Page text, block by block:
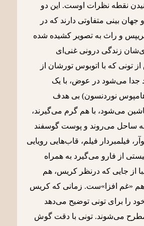
نقطه نظرات اوست. این دو
بینی متفاوتی دارند که در
و راث به تصویر کشیده شده‌
زندگی درونی غنی‌ای
تونی که با اتوبوس تورشان از
جدا می‌شود در عوض، با یک
نوردنسون) بی هدف
می‌شود، با هم گرم می‌گیرند،
ساحل می‌روند و پوست گوسفند
می‌خرند. دنیس لنوآر، فیلمبردار فیلم، قاب‎‌هایی رویایی
از فارو می‌گیرد به همراه
از جایی که درنظر کریس، هم
«غم افزا»ست. زمانی که کریس
خود را برای تونی توضیح می‌دهد
مطرح می‌شوند. تونی با دقت گوش